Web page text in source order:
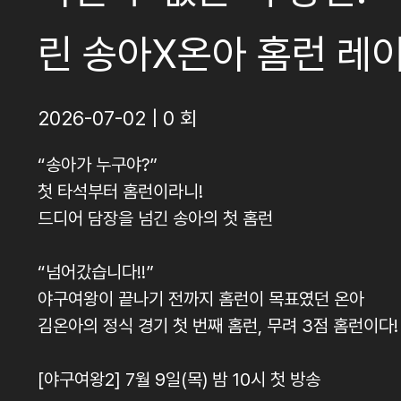
린 송아X온아 홈런 레
2026-07-02 | 0 회
“송아가 누구야?”
첫 타석부터 홈런이라니!
드디어 담장을 넘긴 송아의 첫 홈런
“넘어갔습니다!!”
야구여왕이 끝나기 전까지 홈런이 목표였던 온아
김온아의 정식 경기 첫 번째 홈런, 무려 3점 홈런이다!
[야구여왕2] 7월 9일(목) 밤 10시 첫 방송